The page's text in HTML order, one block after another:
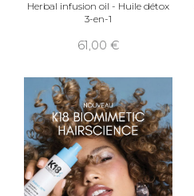
Herbal infusion oil - Huile détox
3-en-1
61,00